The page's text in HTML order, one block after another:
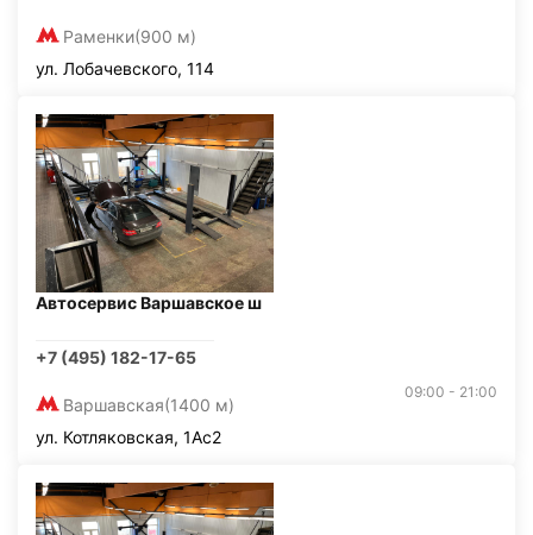
Раменки(900 м)
ул. Лобачевского, 114
Автосервис Варшавское ш
+7 (495) 182-17-65
Варшавская(1400 м)
09:00 - 21:00
ул. Котляковская, 1Ас2